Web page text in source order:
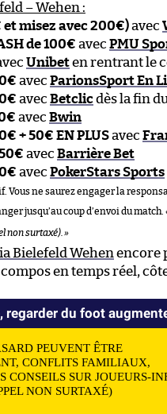
– Wehen :
et misez avec 200€)avec
de 100€ avec PMU
Unibeten rentrant le
avec ParionsSport En
avec Betclicdès la fin
avec Bwin
+ 50€ EN PLUSavec
avec Barrière Bet
avec PokerStars Sports
Vous ne saurez engager la
jusqu’au coup d’envoi du match.
non surtaxé). »
Bielefeld Wehen encore
en temps réel,
regarder du foot
PEUVENT ÊTRE
CONFLITS FAMILIAUX,
SUR JOUEURS-
NON SURTAXÉ)